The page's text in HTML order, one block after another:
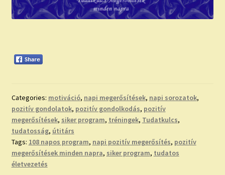
Categories: motiváció, napi megerősítések, napi sorozatok,
pozitív gondolatok, pozitív gondolkodás, pozitív
megerősítések, siker program, tréningek, Tudatkulcs,
tudatosság, útitárs
Tags: 108 napos program, napi pozitív megerősítés, pozitív
megerősítések minden napra, siker program, tudatos
életvezetés